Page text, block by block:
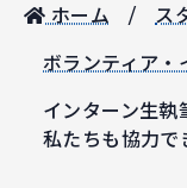
ホーム ス
ボランティア・
インターン生
私たちも協力で